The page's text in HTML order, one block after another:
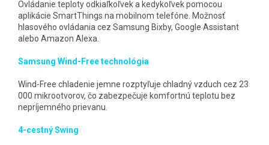
Ovládanie teploty odkiaľkoľvek a kedykoľvek pomocou
aplikácie SmartThings na mobilnom telefóne. Možnosť
hlasového ovládania cez Samsung Bixby, Google Assistant
alebo Amazon Alexa.
Samsung Wind-Free technológia
Wind-Free chladenie jemne rozptyľuje chladný vzduch cez 23
000 mikrootvorov, čo zabezpečuje komfortnú teplotu bez
nepríjemného prievanu.
4-cestný Swing